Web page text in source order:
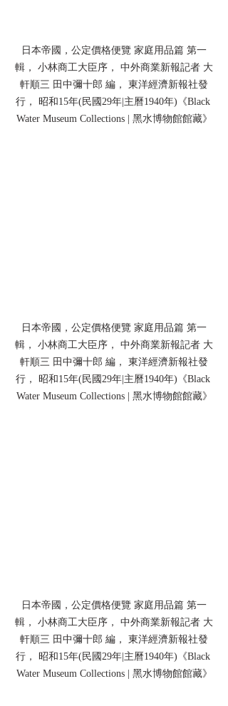
日本帝國，公定價格便覽 家庭用品篇 第一
輯， 小林商工大臣序， 中外商業新報記者 大
軒順三 田中彌十郎 編， 東洋經濟新報社發
行， 昭和15年(民國29年|主曆1940年)《Black
Water Museum Collections | 黑水博物館館藏》
日本帝國，公定價格便覽 家庭用品篇 第一
輯， 小林商工大臣序， 中外商業新報記者 大
軒順三 田中彌十郎 編， 東洋經濟新報社發
行， 昭和15年(民國29年|主曆1940年)《Black
Water Museum Collections | 黑水博物館館藏》
日本帝國，公定價格便覽 家庭用品篇 第一
輯， 小林商工大臣序， 中外商業新報記者 大
軒順三 田中彌十郎 編， 東洋經濟新報社發
行， 昭和15年(民國29年|主曆1940年)《Black
Water Museum Collections | 黑水博物館館藏》